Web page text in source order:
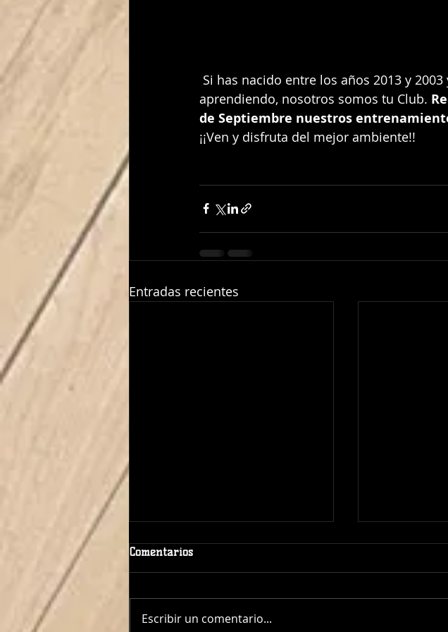
aprendiendo, nosotros somos tu Club.
de Septiembre nuestros
¡¡Ven y disfruta del mejor ambiente!!
Entradas recientes
Comentarios
Escribir un comentario...